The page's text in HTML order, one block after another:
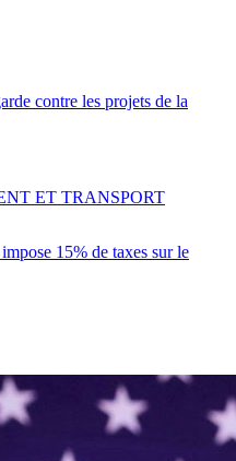
contre les projets de la
15% de taxes sur le
ET TRANSPORT